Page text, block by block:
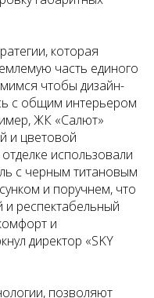
которая
часть единого
чтобы дизайн-
с общим интерьером
ЖК «Салют»
и цветовой
использовали
с черным титановым
и поручнем, что
респектабельный
и
директор «SKY
позволяют